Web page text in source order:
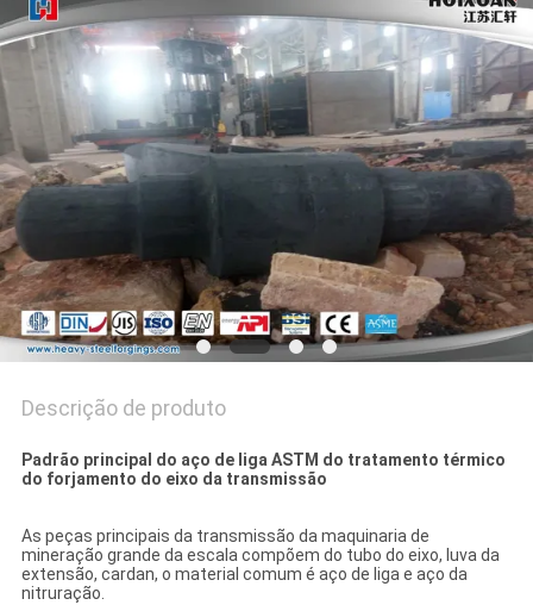
Descrição de produto
Padrão principal do aço de liga ASTM do tratamento térmico
do forjamento do eixo da transmissão
As peças principais da transmissão da maquinaria de
mineração grande da escala compõem do tubo do eixo, luva da
extensão, cardan, o material comum é aço de liga e aço da
nitruração.